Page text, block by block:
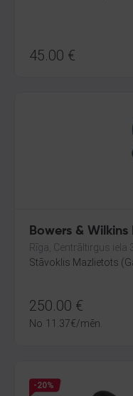
45.00 €
Bowers & Wilkins
Rīga, Centrāltirgus iela
Stāvoklis Mazlietots
250.00 €
No 11.37€/mēn.
-20%